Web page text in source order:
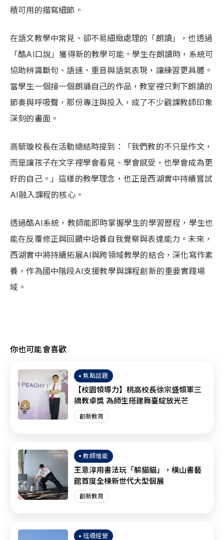
積可用的描寫細節。
在語文教學中常見、卻不易細緻處理的「朗讀」，也透過
「酷AI口說」獲得新的教學可能。學生在朗讀時，系統可
協助辨識斷句、語速、重音與語氣表現，讓練習更具體。
當學生一個接一個朗誦自己的作品，教室裡只剩下朗讀的
節奏與呼吸聲，那份專注與投入，成了不少觀課教師印象
深刻的畫面。
高毓璇校長在活動總結時提到：「我們教的不只是作文，
而是讓孩子在文字裡學會看見、學會感受，也學會成為更
好的自己。」這樣的教學理念，也正是西湖實中持續嘗試
AI融入課程的核心。
透過酷AI系統，教師能即時掌握學生的學習歷程，學生也
能在反覆修正與回饋中培養自我覺察與表達能力。未來，
西湖實中將持續拓展AI與跨領域教學的結合，深化寫作素
養，作為國中階段AI支援教學與課程創新的重要實踐場
域。
你也可能會喜歡
焦點話題
【校園領導力】桃高校長徐宗盛領軍三
摘教卓獎 為師生搭建舞臺綻放光芒
創新教育
教師增能
王意淳用書法玩「躲貓貓」，橫山書藝
館首度全棟新世代大型個展
創新教育
班級經營